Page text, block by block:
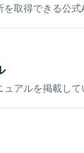
取得できる公式
アルを掲載して